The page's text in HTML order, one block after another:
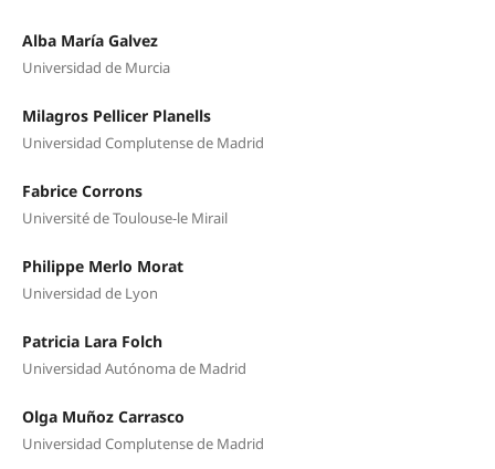
Alba María Galvez
Universidad de Murcia
Milagros Pellicer Planells
Universidad Complutense de Madrid
Fabrice Corrons
Université de Toulouse-le Mirail
Philippe Merlo Morat
Universidad de Lyon
Patricia Lara Folch
Universidad Autónoma de Madrid
Olga Muñoz Carrasco
Universidad Complutense de Madrid